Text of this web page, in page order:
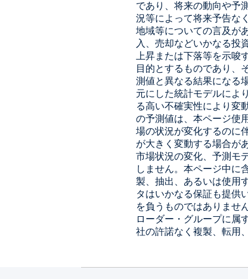
であり、将来の動向や予
況等によって将来予告な
地域等についての言及が
入、売却などいかなる投
上昇または下落等を示
目的とするものであり、
測値と異なる結果になる
元にした統計モデルによ
る高い不確実性により変
の予測値は、本ページ使
場の状況が変化するのに
が大きく変動する場合が
市場状況の変化、予測モ
しません。本ページ中に
製、抽出、あるいは使用
タはいかなる保証も提供
を負うものではありませ
ローダー・グループに属
社の許諾なく複製、転用